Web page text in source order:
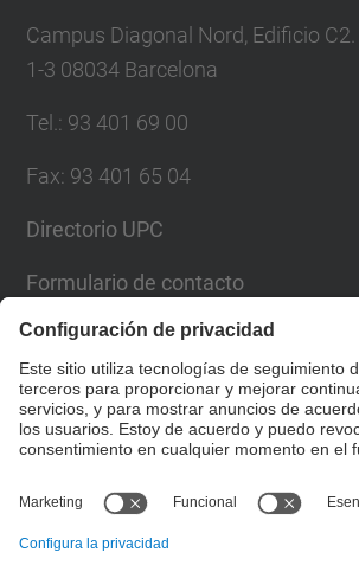
Campus Diagonal Nord, Edificio
1-3 08034 Barcelona
Tel. : 93 401 69 00
Fax: 93 401 65 04
Directorio UPC
Formulario de contacto
© UPCEscuela Técnica Superior de
Canales y Puertos de Barcelona
Desarrollado con